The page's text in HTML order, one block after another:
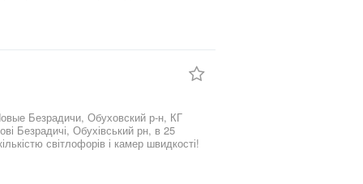
Безрадичи, Обуховский р-н, КГ
світлофорів і камер швидкості!
відпочинку - Гардеробна -